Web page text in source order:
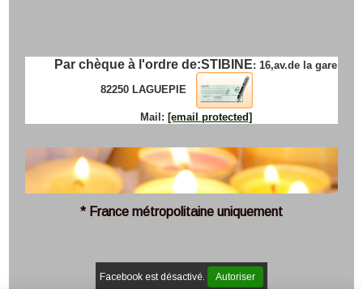
Par chèque à l'ordre de:STIBINE: 16,av.de la gare
82250 LAGUEPIE
Mail: [email protected]
* France métropolitaine uniquement
Facebook est désactivé. Autoriser